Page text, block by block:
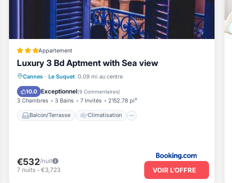
Appartement
Luxury 3 Bd Aptment with Sea view
Cannes · Le Suquet 0.09 mi au centre
10.0 Exceptionnel(9 Commentaires)
3 Chambres 3 Bains 7 Invités 2152.78 pi²
Balcon/Terrasse Climatisation
Balcon/Terrasse
Climatisation
Internet
Adapté aux enfants
€532/nuit
7 nuits - €3,723 VOIR L’OFFRE